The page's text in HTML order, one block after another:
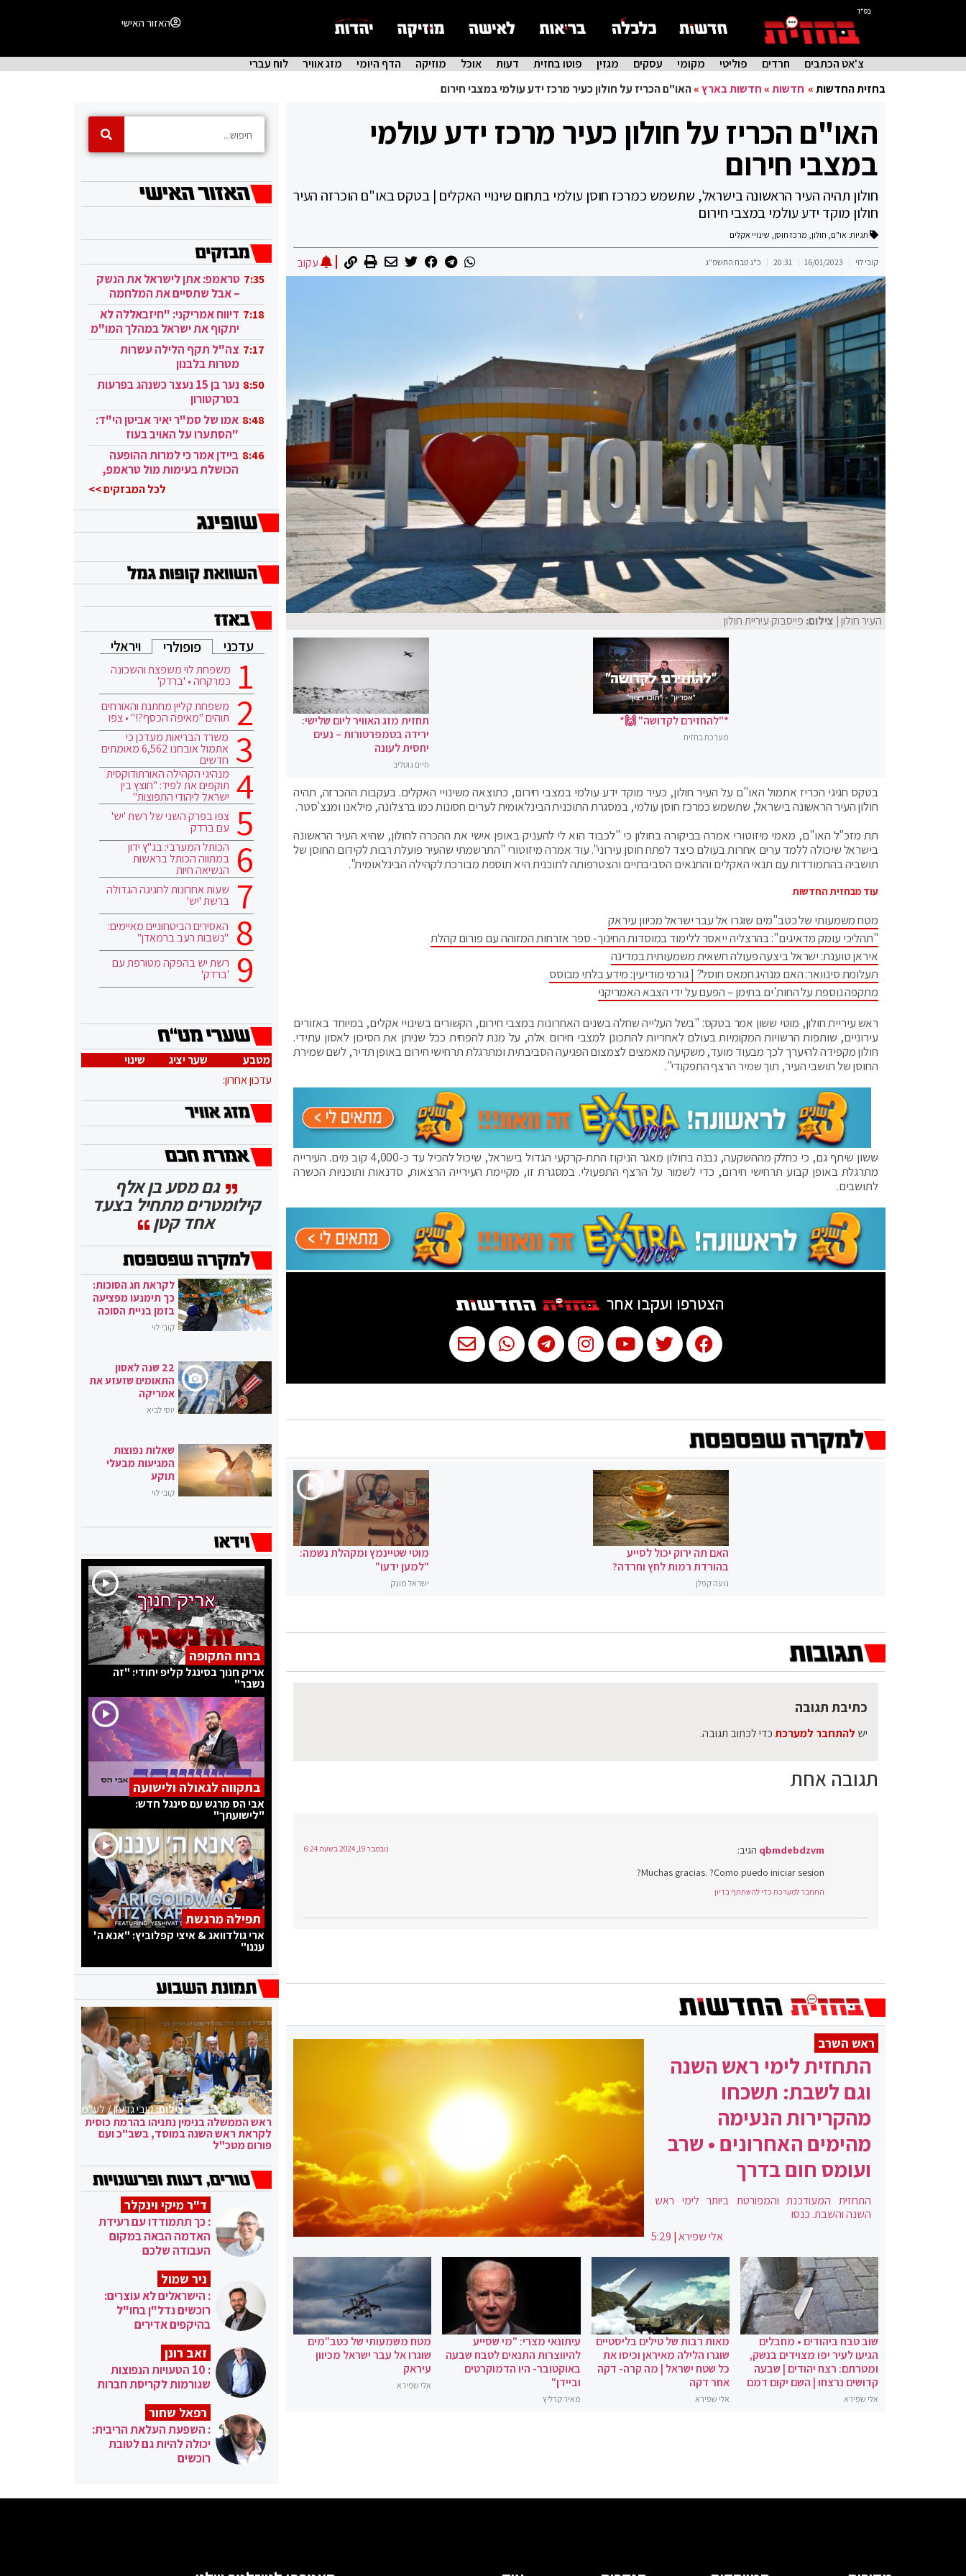
בס"ד
האזור האישי
צ'אט הכתבים חרדים פוליטי מקומי עסקים מגזין פוטו בחזית דעות אוכל מוזיקה הדף היומי מזג אוויר
לוח עברי
בחזית החדשות» חדשות» חדשות בארץ»האו"ם הכריז על חולון כעיר מרכז ידע עולמי במצבי חירום
האו"ם הכריז על חולון כעיר מרכז ידע עולמי
במצבי חירום
חולון תהיה העיר הראשונה בישראל, שתשמש כמרכז חוסן עולמי בתחום שינויי האקלים | בטקס באו"ם הוכרזה העיר
חולון מוקד ידע עולמי במצבי חירום
תגיות: או"ם, חולון, מרכז חוסן, שינויי אקלים
קובי לוי 16/01/2023
20:31 כ"ג טבת התשפ"ג עקוב
העיר חולון| צילום: פייסבוק עיריית חולון
*"להחזירם לקדושה" 🙌*
מערכת בחזית
תחזית מזג האוויר ליום שלישי:
ירידה בטמפרטורות – נעים
יחסית לעונה
חיים גוטליב
בטקס חגיגי הכריז אתמול האו"ם על העיר חולון, כעיר מוקד ידע עולמי במצבי חירום, כתוצאה משינויי האקלים. בעקבות ההכרזה, תהיה
חולון העיר הראשונה בישראל, שתשמש כמרכז חוסן עולמי, במסגרת התוכנית הבינלאומית לערים חסונות כמו ברצלונה, מילאנו ומנצ'סטר.
תת מזכ"ל האו"ם, מאמי מיזוטורי אמרה בביקורה בחולון כי "לכבוד הוא לי להעניק באופן אישי את ההכרה לחולון, שהיא העיר הראשונה
בישראל שיכולה ללמד ערים אחרות בעולם כיצד לפתח חוסן עירוני". עוד אמרה מיזוטורי "התרשמתי שהעיר פועלת רבות לקידום החוסן של
תושביה בהתמודדות עם תנאי האקלים והתנאים הסביבתיים והצטרפותה לתוכנית היא תוספת מבורכת לקהילה הבינלאומית".
עוד מבחזית החדשות
מטח משמעותי של כטב"מים שוגרו אל עבר ישראל מכיוון עיראק
"תהליכי עומק מדאיגים": בהרצליה ייאסר ללימוד במוסדות החינוך- ספר אזרחות המזוהה עם פורום קהלת
איראן טוענת: ישראל ביצעה פעולה חשאית משמעותית במדינה
תעלומת סינוואר: האם מנהיג חמאס חוסל? | גורמי מודיעין: מידע בלתי מבוסס
מתקפה נוספת על החות'ים בתימן – הפעם על ידי הצבא האמריקני
ראש עיריית חולון, מוטי ששון אמר בטקס: "בשל העלייה שחלה בשנים האחרונות במצבי חירום, הקשורים בשינויי אקלים, במיוחד באזורים
עירוניים, שותפות הרשויות המקומיות בעולם לאחריות להתכונן למצבי חירום אלה, על מנת להפחית ככל שניתן את הסיכון לאסון עתידי.
חולון מקפידה להיערך לכך מבעוד מועד, משקיעה מאמצים לצמצום הפגיעה הסביבתית ומתרגלת תרחישי חירום באופן תדיר, לשם שמירת
החוסן של תושבי העיר, תוך שמיר הרצף התפקודי".
ששון שיתף גם, כי כחלק מההשקעה, נבנה בחולון מאגר הניקוז התת-קרקעי הגדול בישראל, שיכול להכיל עד כ-4,000 קוב מים. העירייה
מתרגלת באופן קבוע תרחישי חירום, כדי לשמור על הרצף התפעולי. במסגרת זו, מקיימת העירייה הרצאות, סדנאות ותוכניות הכשרה
לתושבים.
הצטרפו ועקבו אחר
האם תה ירוק יכול לסייע
בהורדת רמות לחץ וחרדה?
נועה קפלן
מוטי שטיינמץ ומקהלת נשמה:
"למען ידעו"
ישראל מונק
תגובה אחת
qbmdebdzvm הגיב: נובמבר 19, 2024 בשעה 6:24
Muchas gracias. ?Como puedo iniciar sesion?
התחבר למערכת כדי להשתתף בדיון
כתיבת תגובה
יש להתחבר למערכתכדי לכתוב תגובה.
ראש השרב
התחזית לימי ראש השנה
וגם לשבת: תשכחו
מהקרירות הנעימה
מהימים האחרונים • שרב
ועומס חום בדרך
התחזית המעודכנת והמפורטת ביותר לימי ראש
השנה והשבת. כנסו
אלי שפירא|
5:29
שוב טבח ביהודים • מחבלים
הגיעו לעיר יפו מצוידים בנשק,
ומטרתם: רצח יהודים | שבעה
קדושים נרצחו | השם יקום דמם
אלי שפירא
מאות רבות של טילים בליסטיים
שוגרו הלילה מאיראן וכיסו את
כל שטח ישראל | מה קרה- דקה
אחר דקה
אלי שפירא
עיתונאי מצרי: "מי שסייע
להיווצרות התנאים לטבח שבעה
באוקטובר- היו הדמוקרטים
וביידן"
מאיר קרליץ
מטח משמעותי של כטב"מים
שוגרו אל עבר ישראל מכיוון
עיראק
אלי שפירא
7:35 טראמפ: אתן לישראל את הנשק
– אבל שתסיים את המלחמה
בעזה 7:18 דיווח אמריקני: "חיזבאללה לא
יתקוף את ישראל במהלך המו"מ
בקטאר" 7:17 צה"ל תקף הלילה עשרות
מטרות בלבנון
8:50
נער בן 15 נעצר כשנהג בפרעות
בטרקטורון
8:48 אמו של סמ"ר יאיר אביטן הי"ד:
"הסתערו על האויב בעוז
ובגבורה" 8:46 ביידן אמר כי למרות ההופעה
הכושלת בעימות מול טראמפ,
לכל המבזקים >>
עדכני פופולרי ויראלי
משפחת לוי משפצת והשכונה
כמרקחה • 'ברדק'
משפחת קליין מחתנת והאורחים
תוהים "מאיפה הכסף?!" • צפו
משרד הבריאות מעדכן כי
אתמול אובחנו 6,562 מאומתים
חדשים
מנהיגי הקהילה האורתודוקסית
תוקפים את לפיד: "חוצץ בין
ישראל ליהודי התפוצות"
צפו בפרק השני של רשת 'יש'
עם ברדק
הכותל המערבי: בג"ץ ידון
במתווה הכותל בראשות
הנשיאה חיות
שעות אחרונות לחגיגה הגדולה
ברשת 'יש'
האסירים הביטחוניים מאיימים:
"נשבות רעב ברמאדן"
רשת יש בהפקה מטורפת עם
'ברדק'
מטבע שער יציג
שינוי
עדכון אחרון:
גם מסע בן אלף
קילומטרים מתחיל בצעד
אחד קטן
לקראת חג הסוכות:
כך תימנעו מפציעה
בזמן בניית הסוכה
קובי לוי
22 שנה לאסון
התאומים שזעזע את
אמריקה
יוסי לביא
שאלות נפוצות
המגיעות מבעלי
תוקע
קובי לוי
ברוח התקופה
אריק חנוך בסינגל קליפ יחודי: "זה
נשבר"
בתקווה לגאולה ולישועה
אבי הס מרגש עם סינגל חדש:
"לישועתך"
תפילה מרגשת
ארי גולדוואג & איצי קפלוביץ: "אנא ה'
עננו"
צילום:קובי גדעון / לע"מ
ראש הממשלה בנימין נתניהו בהרמת כוסית
לקראת ראש השנה במוסד, בשב"כ ועם
פורום מטכ"ל
ד"ר מיקי וינקלר
: כך תתמודדו עם רעידת
האדמה הבאה במקום
העבודה שלכם
ניר שמול
: הישראלים לא עוצרים:
רוכשים נדל"ן בחו"ל
בהיקפים אדירים
זאב רונן
: 10 הטעויות הנפוצות
שגורמות לקריסת חברות
רפאל שחור
: השפעת העלאת הריבית:
יכולה להיות גם לטובת
רוכשים